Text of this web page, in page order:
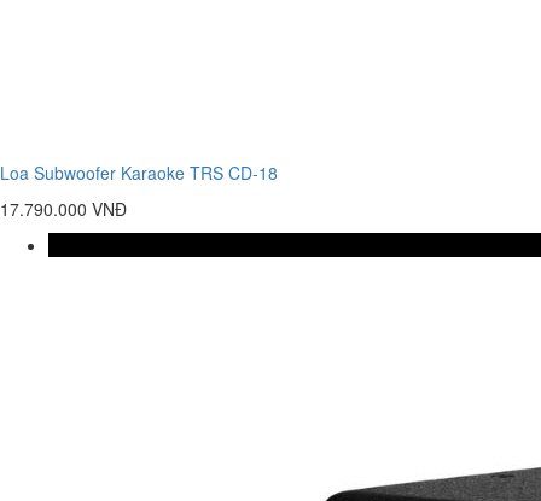
Loa Subwoofer Karaoke TRS CD-18
17.790.000 VNĐ